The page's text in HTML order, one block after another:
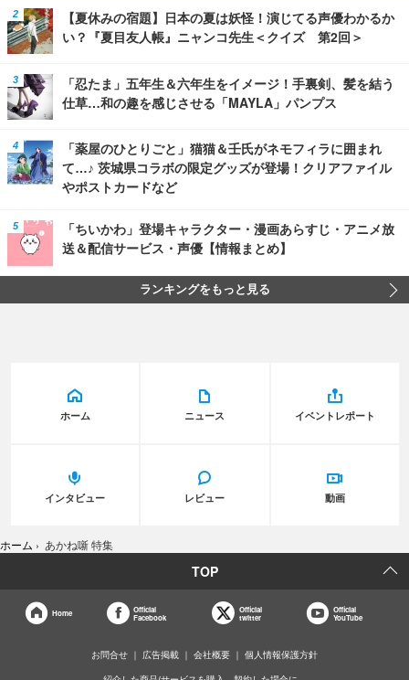
【夏休みの宿題】日本の夏は妖怪！演じてる声優わかるか
い？『夏目友人帳』ニャンコ先生＜クイズ 第2回＞
「忍たま」五年生＆六年生をイメージ！手裏剣、髪を結う
仕草…和の趣を感じさせる「MAYLA」パンプス
「薬屋のひとりごと」猫猫＆壬氏がネモフィラに囲まれ
て…♪ 茨城県コラボの限定グッズが登場！クリアファイル
やポストカードなど
「ちいかわ」登場キャラクター・漫画あらすじ・アニメ放
送＆配信サービス・声優【情報まとめ】
ランキングをもっと見る
ホーム ニュース イベントレポート
インタビュー レビュー 動画
ホーム › あかね噺 特集
TOP
Home
Official
Facebook
Official
twitter
Official
YouTube
お問合せ 広告掲載 会社概要 個人情報保護方針